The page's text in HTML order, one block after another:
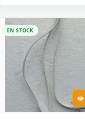
EN STOCK